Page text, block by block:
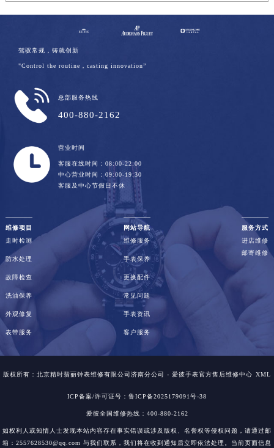
驾驭常规，铸就创新
"Control the routine，casting innovation”
总部服务热线
400-880-2162
营业时间
客服在线时间：08:00-22:00
中心营业时间：09:00-19:30
客服及中心节假日不休
维修项目
走时检测
防水处理
故障检查
洗油保养
外观修复
表带服务
网站导航
维修服务
手表保养
更换配件
常见问题
手表资讯
客户服务
服务方式
进店维修
邮寄维修
版权所有：北京精时翡丽钟表维修有限公司济南分公司 - 爱彼手表官方售后维修中心 XML
ICP备案/许可证号：鲁ICP备2025179091号-38
爱彼全国维修热线：400-880-2162
如权利人或知情人士发现本站内容存在事实错误或涉及版权、名誉权等侵权问题，请通过邮
箱：2557628530@qq.com 与我们联系，我们将在收到通知后立即依法处理。当前页面信息